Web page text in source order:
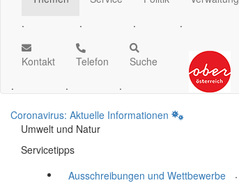
.
.
.
.
Kontakt
.
Telefon
.
Suche
.
Coronavirus: Aktuelle Informationen
Umwelt und Natur
Servicetipps
Ausschreibungen und Wettbewerbe
.